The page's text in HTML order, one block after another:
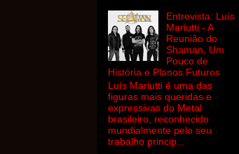
Entrevista: Luís
Mariutti - A
Reunião do
Shaman, Um
Pouco de
História e Planos Futuros
Luís Mariutti é uma das
figuras mais queridas e
expressivas do Metal
brasileiro, reconhecido
mundialmente pelo seu
trabalho princip...